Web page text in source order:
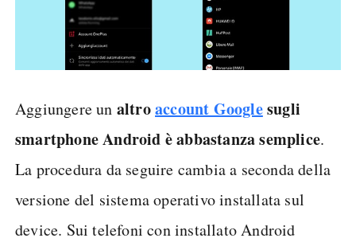
Aggiungere un altroaccount Googlesugli
smartphone Android è abbastanza semplice.
La procedura da seguire cambia a seconda della
versione del sistema operativo installata sul
device. Sui telefoni con installato Android